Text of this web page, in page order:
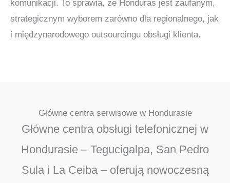
komunikacji. To sprawia, że Honduras jest zaufanym,
strategicznym wyborem zarówno dla regionalnego, jak
i międzynarodowego outsourcingu obsługi klienta.
Główne centra serwisowe w Hondurasie
Główne centra obsługi telefonicznej w
Hondurasie – Tegucigalpa, San Pedro
Sula i La Ceiba – oferują nowoczesną